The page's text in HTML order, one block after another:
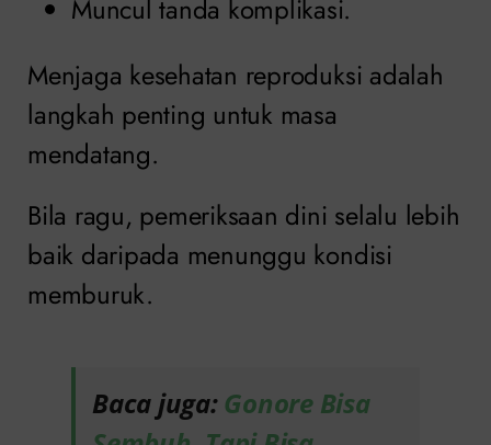
Muncul tanda komplikasi.
Menjaga kesehatan reproduksi adalah
langkah penting untuk masa
mendatang.
Bila ragu, pemeriksaan dini selalu lebih
baik daripada menunggu kondisi
memburuk.
Baca juga:Gonore Bisa